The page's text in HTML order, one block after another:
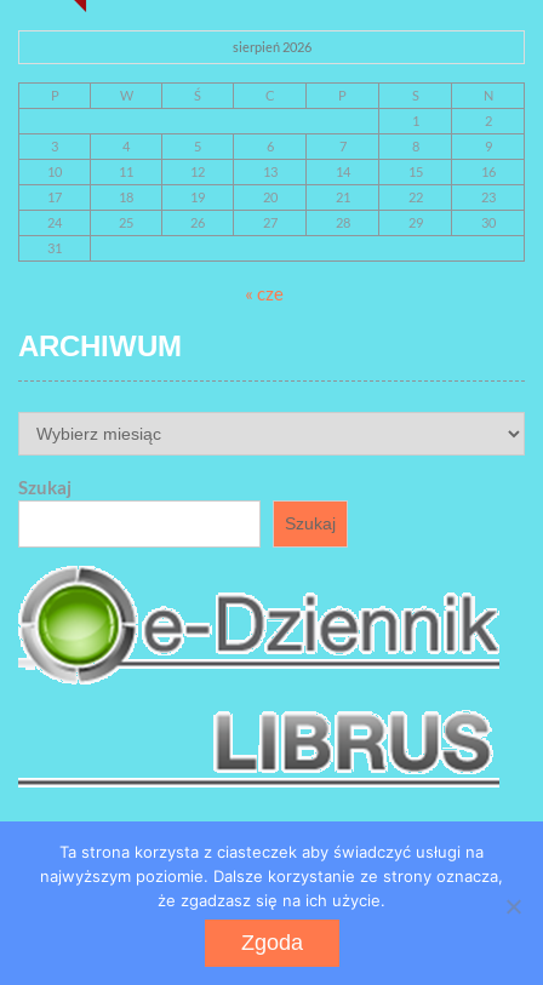
sierpień 2026
P W Ś C P S
N
1
2
3
4 5 6 7 8
9
10
11 12 13 14 15
16
17
18 19 20 21 22
23
24
25 26 27 28 29
30
31
« cze
ARCHIWUM
ARCHIWUM
Szukaj
Szukaj
Copyright by SP184 w Łodzi
WEN Associate by
Ta strona korzysta z ciasteczek aby świadczyć usługi na
najwyższym poziomie. Dalsze korzystanie ze strony oznacza,
że zgadzasz się na ich użycie.
Zgoda